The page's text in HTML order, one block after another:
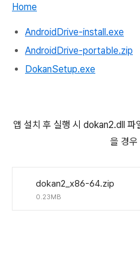
Home
AndroidDrive-install.exe
AndroidDrive-portable.zip
DokanSetup.exe
앱 설치 후 실행 시 dokan2.dll 파
을 경우
dokan2_x86-64.zip
0.23MB